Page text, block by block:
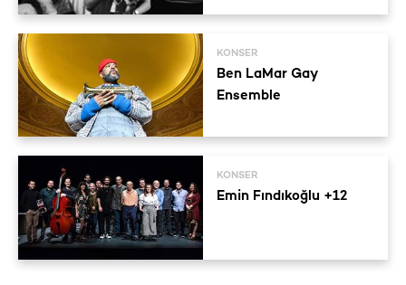
KONSER
Ben LaMar Gay
Ensemble
KONSER
Emin Fındıkoğlu +12